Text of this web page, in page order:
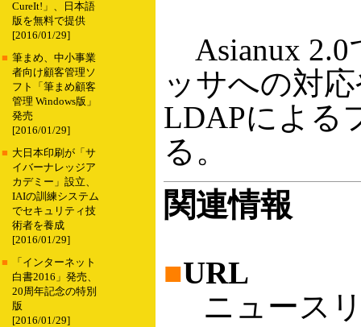
CureIt!」、日本語
版を無料で提供
[2016/01/29]
■ 筆まめ、中小事業
者向け顧客管理ソ
フト「筆まめ顧客
管理 Windows版」
発売
[2016/01/29]
■ 大日本印刷が「サ
イバーナレッジア
カデミー」設立、
IAIの訓練システム
でセキュリティ技
術者を養成
[2016/01/29]
■
「インターネット
白書2016」発売、
20周年記念の特別
版
[2016/01/29]
Asianux 2.0
ッサへの対
LDAPによる
る。
関連情報
■URL
ニュース